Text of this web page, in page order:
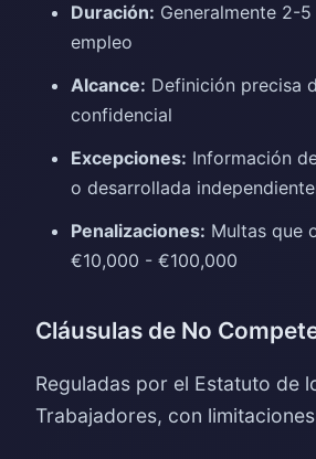
Duración: Generalmente 2-
empleo
Alcance: Definición precisa
confidencial
Excepciones: Información
o desarrollada
Penalizaciones: Multas que
€10,000 - €100,000
Cláusulas de No
Reguladas por el Estatuto de
Trabajadores, con